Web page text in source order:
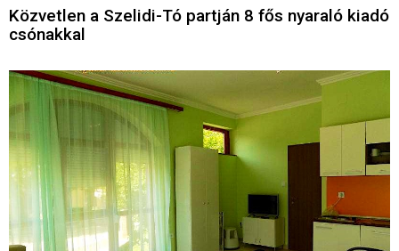
Közvetlen a Szelidi-Tó partján 8 fős nyaraló kiadó
csónakkal